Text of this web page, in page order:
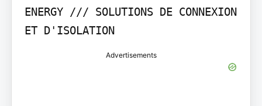
ENERGY /// SOLUTIONS DE CONNEXION
ET D'ISOLATION
Advertisements